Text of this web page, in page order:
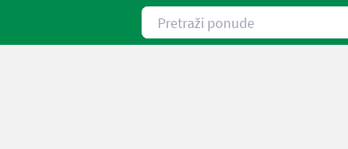
Pretraži ponude